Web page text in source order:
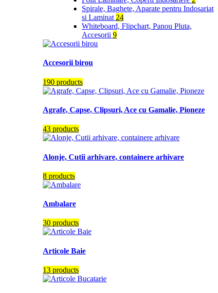
Spirale, Baghete, Aparate pentru Indosariat
si Laminat 24
Whiteboard, Flipchart, Panou Pluta,
Accesorii 9
Accesorii birou
190 products
Agrafe, Capse, Clipsuri, Ace cu Gamalie, Pioneze
43 products
Alonje, Cutii arhivare, containere arhivare
8 products
Ambalare
30 products
Articole Baie
13 products